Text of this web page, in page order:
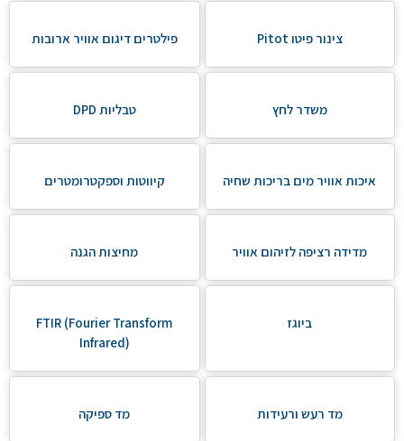
צינור פיטו Pitot פילטרים דיגום אוויר ארובות
משדר לחץ טבליות DPD
איכות אוויר מים בריכות שחיה קיווטות וספקטרומטרים
מדידה רציפה לזיהום אוויר מחיצות הגנה
ביוגז
FTIR (Fourier Transform
Infrared)
מד רעש ורעידות מד ספיקה